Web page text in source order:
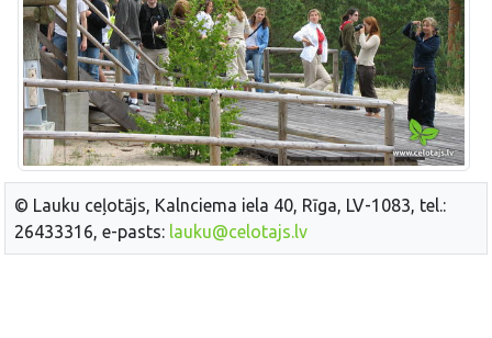
© Lauku ceļotājs, Kalnciema iela 40, Rīga, LV-1083, tel.:
26433316, e-pasts: lauku@celotajs.lv